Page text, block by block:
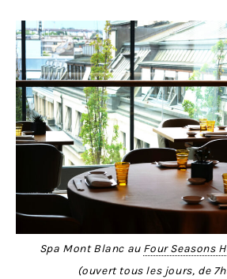
Spa Mont Blanc au Four Seasons
(ouvert tous les jours, de